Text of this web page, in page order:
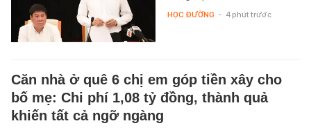
HỌC ĐƯỜNG - 4 phút trước
Căn nhà ở quê 6 chị em góp tiền xây cho
bố mẹ: Chi phí 1,08 tỷ đồng, thành quả
khiến tất cả ngỡ ngàng